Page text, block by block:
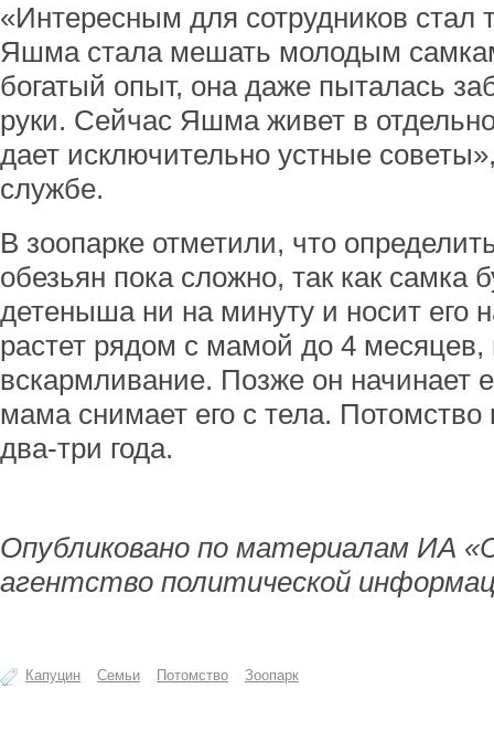
«Интересным для сотрудников стал
Яшма стала мешать молодым
богатый опыт, она даже пыталась
руки. Сейчас Яшма живет в
дает исключительно устные
службе.
В зоопарке отметили, что
обезьян пока сложно, так как самка
детеныша ни на минуту и носит его
растет рядом с мамой до 4 месяцев,
вскармливание. Позже он начинает
мама снимает его с тела.
два-три года.
Опубликовано по материалам ИА
агентство политической
Капуцин Семьи Потомство Зоопарк